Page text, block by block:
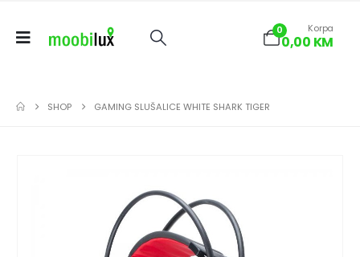
0 Korpa
0,00 KM
SHOP GAMING SLUŠALICE WHITE SHARK TIGER